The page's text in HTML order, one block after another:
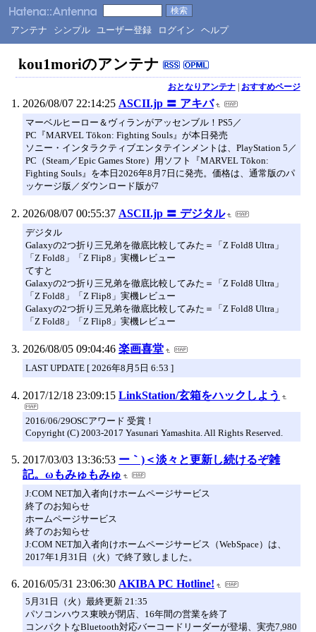
アンテナ シンプル ユーザー登録 ログイン ヘルプ
kou1moriのアンテナ
おとなりアンテナ| おすすめページ
2026/08/07 22:14:25 ASCII.jp 〓 アキバ
マーベルヒーロー＆ヴィランがアッセンブル！PS5／
PC『MARVEL Tōkon: Fighting Souls』が本日発売
ソニー・インタラクティブエンタテインメントは、PlayStation 5／
PC（Steam／Epic Games Store）用ソフト『MARVEL Tōkon:
Fighting Souls』を本日2026年8月7日に発売。価格は、通常版のパ
ッケージ版／ダウンロード版が7
2026/08/07 00:55:37 ASCII.jp 〓 デジタル
デジタル
Galaxyの2つ折り三兄弟を徹底比較してみた＝「Z Fold8 Ultra」
「Z Fold8」「Z Flip8」実機レビュー
てすと
Galaxyの2つ折り三兄弟を徹底比較してみた＝「Z Fold8 Ultra」
「Z Fold8」「Z Flip8」実機レビュー
Galaxyの2つ折り三兄弟を徹底比較してみた＝「Z Fold8 Ultra」
「Z Fold8」「Z Flip8」実機レビュー
2026/08/05 09:04:46 楽画喜堂
LAST UPDATE [ 2026年8月5日 6:53 ]
2017/12/18 23:09:15 LinkStation/玄箱をハックしよう
2016/06/29OSCアワード 受賞！
Copyright (C) 2003-2017 Yasunari Yamashita. All Rights Reserved.
2017/03/03 13:36:53 ー｀)＜淡々と更新し続けるぞ雑
記。ωもみゅもみゅ
J:COM NET加入者向けホームページサービス
終了のお知らせ
ホームページサービス
終了のお知らせ
J:COM NET加入者向けホームページサービス（WebSpace）は、
2017年1月31日（火）で終了致しました。
2016/05/31 23:06:30 AKIBA PC Hotline!
5月31日（火）最終更新 21:35
パソコンハウス東映が閉店、16年間の営業を終了
コンパクトなBluetooth対応バーコードリーダーが登場、実売7,980